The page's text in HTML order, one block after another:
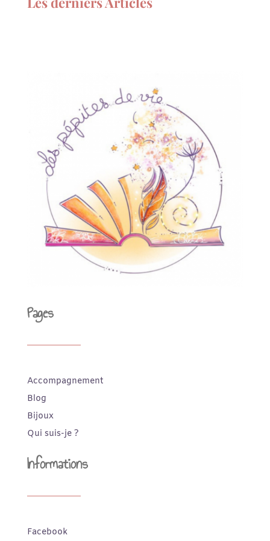
Pages
Accompagnement
Blog
Bijoux
Qui suis-je ?
Informations
Facebook